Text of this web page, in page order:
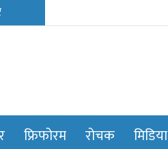
फ्रिफोरम रोचक मिडिया